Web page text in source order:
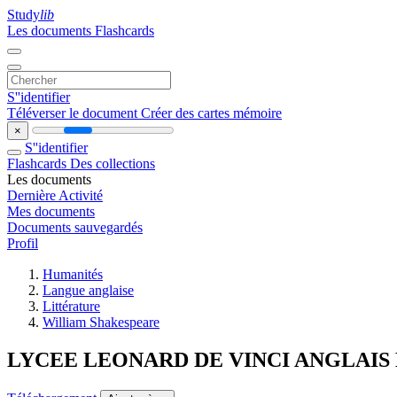
Studylib
Les documents Flashcards
S''identifier
Téléverser le document Créer des cartes mémoire
×
S''identifier
Flashcards Des collections
Les documents
Dernière Activité
Mes documents
Documents sauvegardés
Profil
Humanités
Langue anglaise
Littérature
William Shakespeare
LYCEE LEONARD DE VINCI ANGLAIS